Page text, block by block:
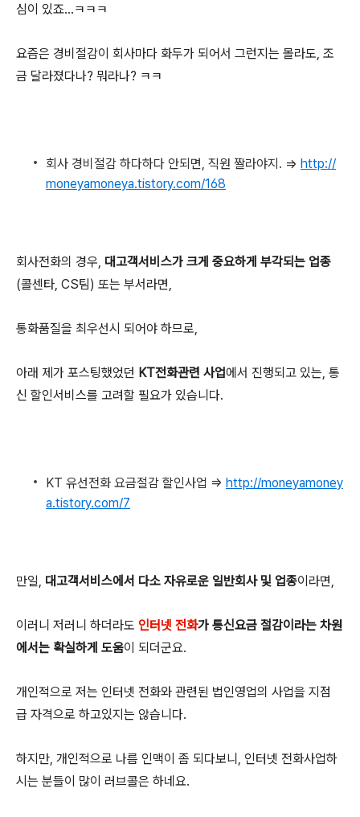
심이 있죠...ㅋㅋㅋ
요즘은 경비절감이 회사마다 화두가 되어서 그런지는 몰라도, 조
금 달라졌다나? 뭐라나? ㅋㅋ
회사 경비절감 하다하다 안되면, 직원 짤라야지. => http://
moneyamoneya.tistory.com/168
회사전화의 경우, 대고객서비스가 크게 중요하게 부각되는 업종
(콜센타, CS팀) 또는 부서라면,
통화품질을 최우선시 되어야 하므로,
아래 제가 포스팅했었던 KT전화관련 사업에서 진행되고 있는, 통
신 할인서비스를 고려할 필요가 있습니다.
KT 유선전화 요금절감 할인사업 => http://moneyamoney
a.tistory.com/7
만일, 대고객서비스에서 다소 자유로운 일반회사 및 업종이라면,
이러니 저러니 하더라도 인터넷 전화가 통신요금 절감이라는 차원
에서는 확실하게 도움이 되더군요.
개인적으로 저는 인터넷 전화와 관련된 법인영업의 사업을 지점
급 자격으로 하고있지는 않습니다.
하지만, 개인적으로 나름 인맥이 좀 되다보니, 인터넷 전화사업하
시는 분들이 많이 러브콜은 하네요.